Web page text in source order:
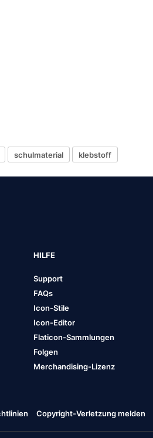
schulmaterial klebstoff
HILFE
Support
FAQs
Icon-Stile
Icon-Editor
Flaticon-Sammlungen
Folgen
Merchandising-Lizenz
Copyright-Verletzung melden